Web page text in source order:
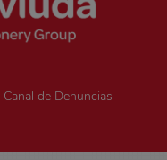
Canal de Denuncias